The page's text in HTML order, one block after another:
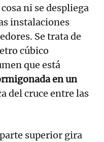
ni se despliega
instalaciones
Se trata de
cúbico
que está
en un
del cruce entre las
superior gira